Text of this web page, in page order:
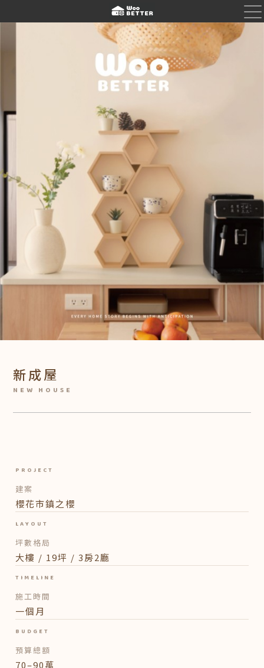
新成屋
PROJECT
建案
櫻花市鎮之櫻
LAYOUT
坪數格局
大樓 / 19坪 / 3房2廳
TIMELINE
施工時間
一個月
BUDGET
預算總額
70–90萬